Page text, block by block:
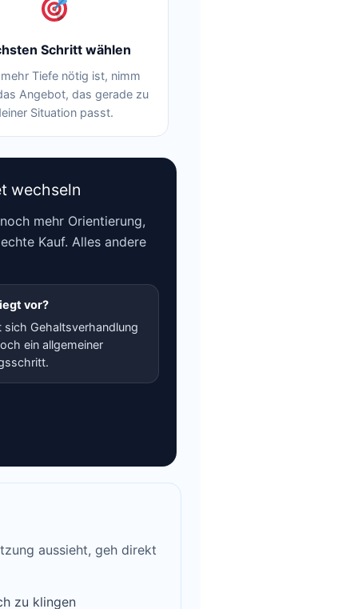
Schritt wählen
Tiefe nötig ist, nimm
Angebot, das gerade zu
Situation passt.
wechseln
mehr Orientierung,
Kauf. Alles andere
vor?
sich Gehaltsverhandlung
ein allgemeiner
aussieht, geh direkt
zu klingen